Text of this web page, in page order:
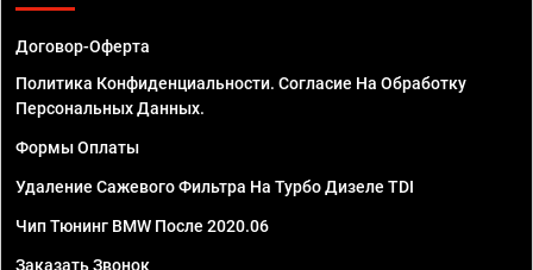
Договор-Оферта
Политика Конфиденциальности. Согласие На Обработку
Персональных Данных.
Формы Оплаты
Удаление Сажевого Фильтра На Турбо Дизеле TDI
Чип Тюнинг BMW После 2020.06
Заказать Звонок